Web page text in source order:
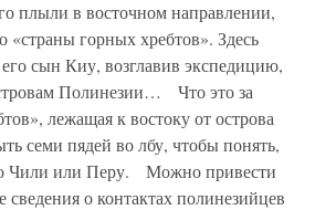
плыли в восточном направлении,
«страны горных хребтов». Здесь
сын Киу, возглавив экспедицию,
Полинезии… Что это за
лежащая к востоку от острова
семи пядей во лбу, чтобы понять,
о Чили или Перу. Можно привести
сведения о контактах полинезийцев